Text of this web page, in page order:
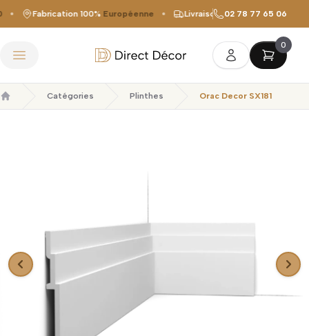
Fabrication 100%Européenne Livraison offertedès 149 €
02 78 77 65 06
Ouvrir le menu Direct Décor
0
Accueil
Catégories Plinthes Orac Decor SX181